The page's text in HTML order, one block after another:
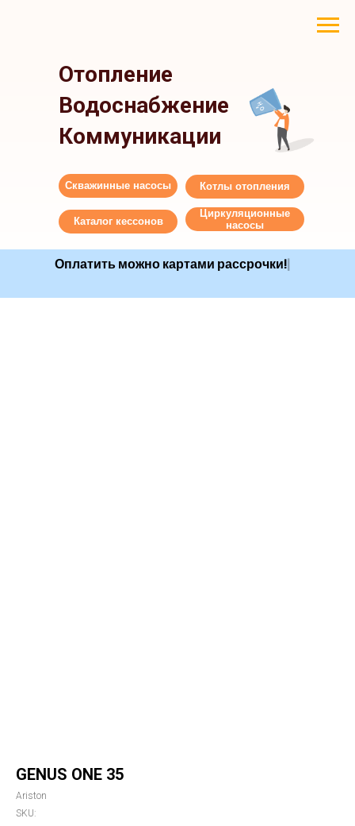
Отопление
Водоснабжение
Коммуникации
Оплатить можно картами рассро|
Скважинные насосы
Каталог кессонов
Циркуляционные
насосы
Котлы отопления
GENUS ONE 35
Ariston
SKU: